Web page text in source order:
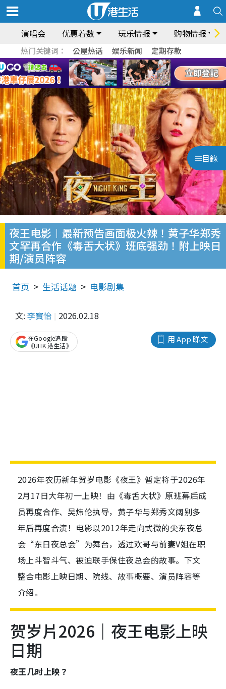
演唱会 优惠着数 玩乐情报 购物情报
热门关键词： 公屋热话 娱乐新闻 定期存款
目錄
夜王电影︱最新预告画面极火辣！黄子华郑秀
文罕再合作《毒舌大状》班底强劲！附上映日
期/演员阵容
首页 生活话题 电影剧集
文: 李寶怡 2026.02.18
用 App 睇文
在Google追蹤
《UHK 港生活》
2026年农历新年贺岁电影《夜王》暂定将于2026年
2月17日大年初一上映！由《毒舌大状》原班幕后成
员再度合作、吴炜伦执导，黄子华与郑秀文阔别多
年后再度合演！电影以2012年走向式微的尖东夜总
会“东日夜总会”为舞台，透过欢哥与前妻V姐在职
场上斗智斗气、被迫联手保住夜总会的故事。下文
整合电影上映日期、院线、故事概要、演员阵容等
介绍。
贺岁片2026｜夜王电影上映
日期
夜王几时上映？